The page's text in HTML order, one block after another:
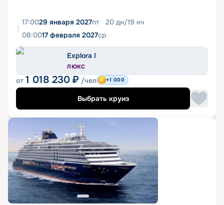
17:0029 января 2027пт 20 дн/19 нч
08:0017 февраля 2027ср
Explora I
ЛЮКС
от 1 018 230 ₽ /чел +1 000
Выбрать круиз